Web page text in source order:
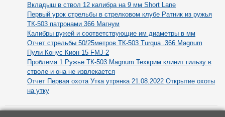
Вкладыш в ствол 12 калибра на 9 мм Short Lane
Первый урок стрельбы в стрелковом клубе Ратник из ружья
ТК-503 патронами 366 Магнум
Калибры ружей и соответствующие им диаметры в мм
Отчет стрельбы 50/25метров ТК-503 Turqua .366 Magnum
Пули Конус Кион 15 FMJ-2
Проблема 1 Ружье ТК-503 Magnum Техкрим клинит гильзу в
стволе и она не извлекается
Отчет Первая охота Утка утрянка 21.08.2022 Открытие охоты
на утку